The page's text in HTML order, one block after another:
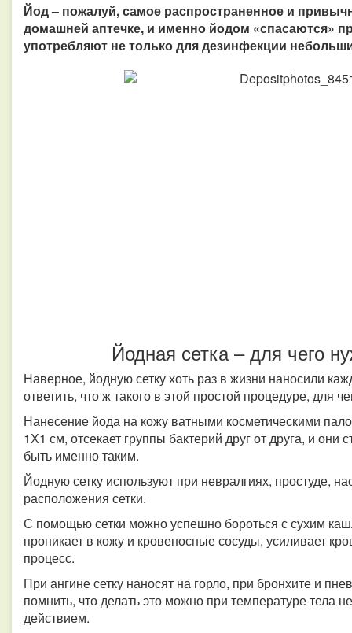
Йод – пожалуй, самое распространенное и
домашней аптечке, и именно йодом «спасаются»
употребляют не только для дезинфекции
Йодная сетка – для чего
Наверное, йодную сетку хоть раз в жизни наносили
ответить, что ж такого в этой простой процедуре, для
Нанесение йода на кожу ватными косметическими
1Х1 см, отсекает группы бактерий друг от друга, и
быть именно таким.
Йодную сетку используют при невралгиях, простуде,
расположения сетки.
С помощью сетки можно успешно бороться с сухим
проникает в кожу и кровеносные сосуды, усиливает
процесс.
При ангине сетку наносят на горло, при бронхите и
помнить, что делать это можно при температуре
действием.